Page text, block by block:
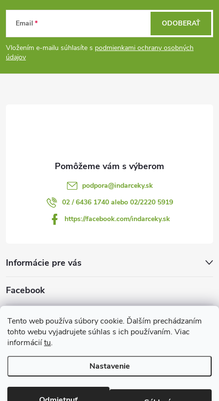
Tento web používa súbory cookie. Ďalším prechádzaním
tohto webu vyjadrujete súhlas s ich používaním. Viac
informáciítu.
Nastavenie
Z
á
p
Email
Vložením e-mailu súhlasíte s podmienkami ochrany osobných
údajov
ODOBERAŤ
podpora@indarceky.sk
02 / 6436 1740 alebo 02/2220 5919
https://facebook.com/indarceky.sk
Informácie pre vás
Facebook
Prijímame online platby
Copyright 2026Indarčeky.sk. Všetky práva vyhradené.Upraviť
nastavenie cookies